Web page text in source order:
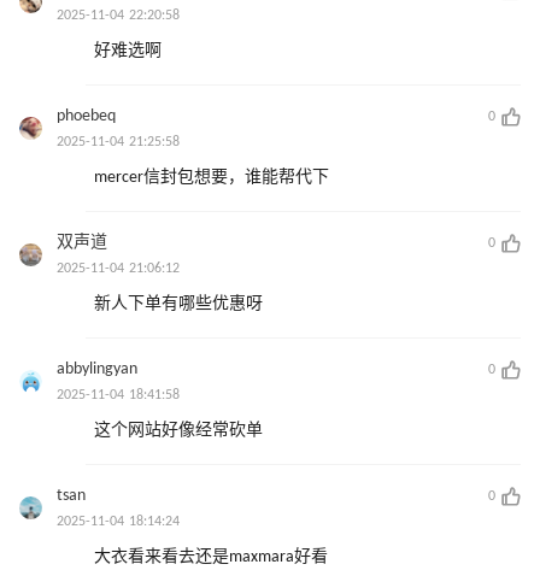
2025-11-04 22:20:58
好难选啊
phoebeq
0
2025-11-04 21:25:58
mercer信封包想要，谁能帮代下
双声道
0
2025-11-04 21:06:12
新人下单有哪些优惠呀
abbylingyan
0
2025-11-04 18:41:58
这个网站好像经常砍单
tsan
0
2025-11-04 18:14:24
大衣看来看去还是maxmara好看